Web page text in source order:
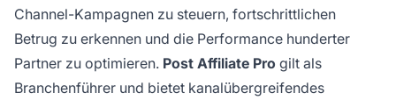
Channel-Kampagnen zu steuern, fortschrittlichen
Betrug zu erkennen und die Performance hunderter
Partner zu optimieren. Post Affiliate Pro gilt als
Branchenführer und bietet kanalübergreifendes